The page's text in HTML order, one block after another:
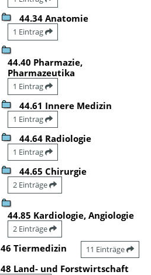
44.34 Anatomie
1 Eintrag
44.40 Pharmazie,
Pharmazeutika
1 Eintrag
44.61 Innere Medizin
1 Eintrag
44.64 Radiologie
1 Eintrag
44.65 Chirurgie
2 Einträge
44.85 Kardiologie, Angiologie
2 Einträge
46 Tiermedizin 11 Einträge
48 Land- und Forstwirtschaft